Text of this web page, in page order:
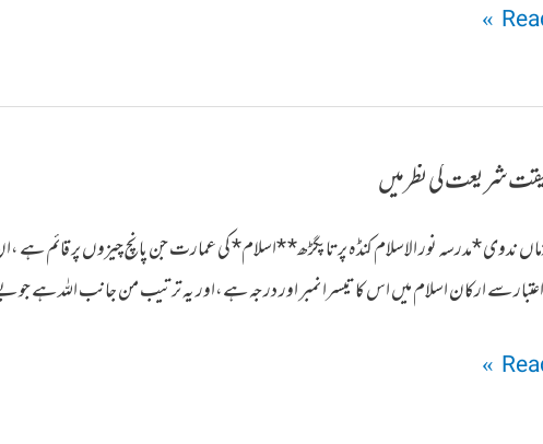
شریعت کی نظر میں
ندوی *مدرسہ نور الاسلام کنڈہ پرتاپگڑھ* *اسلام* کی عمارت جن پانچ چیزوں پر
سے ارکان اسلام میں اس کا تیسرا نمبر اور درجہ ہے،اور یہ ترتیب من جانب اللہ ہے جو